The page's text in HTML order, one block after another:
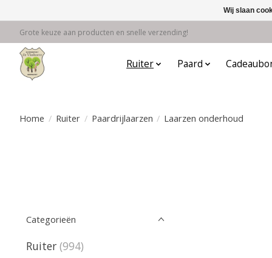
Grote keuze aan producten en snelle verzending!
Ruiter Paard
Home / Ruiter / Paardrijlaarzen / Laarzen onderhoud
Categorieën
Ruiter (994)
Wij slaan